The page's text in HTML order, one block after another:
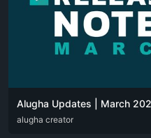
Alugha Updates | March
DEU ENG
alugha creator